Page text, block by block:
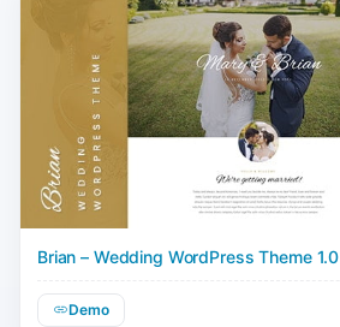
Brian – Wedding WordPress Theme 1.0
Demo